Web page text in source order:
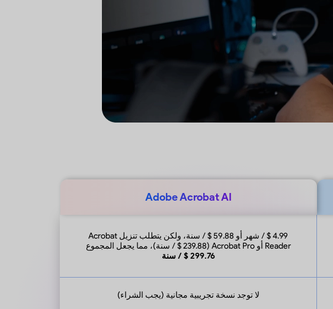
Adobe Acrobat AI
4.99 $ / شهر أو 59.88 $ / سنة، ولكن يتطلب تنزيل Acrobat
Reader أو Acrobat Pro (239.88 $ / سنة)، مما يجعل المجموع
299.76 $ / سنة
لا توجد نسخة تجريبية مجانية (يجب الشراء)